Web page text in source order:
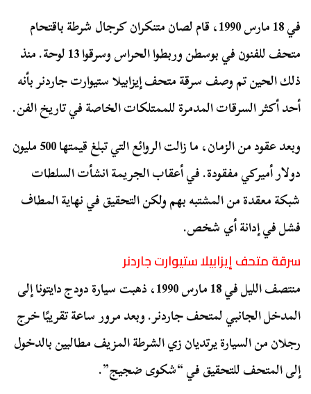
في 18 مارس 1990، قام لصان متنكران كرجال شرطة باقتحام
متحف للفنون في بوسطن وربطوا الحراس وسرقوا 13 لوحة.
منذ
ذلك الحين تم وصف سرقة متحف إيزابيلا ستيوارت جاردنر بأنه
أحد أكثر السرقات المدمرة للممتلكات الخاصة في تاريخ الفن.
وبعد عقود من الزمان، ما زالت الروائع التي تبلغ قيمتها 500 مليون
دولار أميركي مفقودة. في أعقاب الجريمة انشأت السلطات
شبكة معقدة من المشتبه بهم ولكن التحقيق في نهاية المطاف
فشل في إدانة أي شخص.
سرقة متحف إيزابيلا ستيوارت جاردنر
منتصف الليل في 18 مارس 1990، ذهبت سيارة دودج دايتونا إلى
المدخل الجانبي لمتحف جاردنر. وبعد مرور ساعة تقريبًا خرج
رجلان من السيارة يرتديان زي الشرطة المزيف مطالبين بالدخول
إلى المتحف للتحقيق في “شكوى ضجيج”.